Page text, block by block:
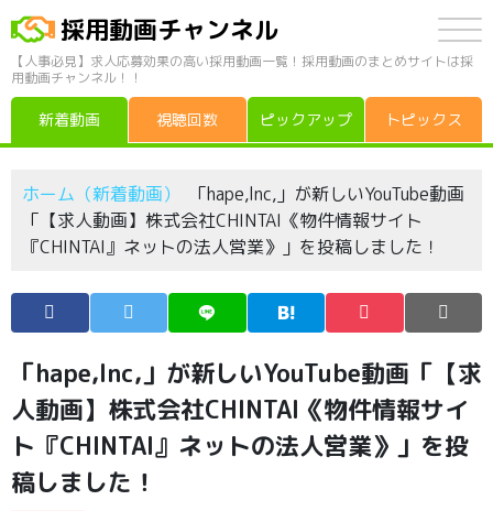
採用動画チャンネル
【人事必見】求人応募効果の高い採用動画一覧！採用動画のまとめサイトは採
用動画チャンネル！！
新着動画 視聴回数 ピックアップ トピックス
ホーム（新着動画）
「hape,lnc,」が新しいYouTube動画
「【求人動画】株式会社CHINTAI《物件情報サイト
『CHINTAI』ネットの法人営業》」を投稿しました！
「hape,lnc,」が新しいYouTube動画「【求
人動画】株式会社CHINTAI《物件情報サイ
ト『CHINTAI』ネットの法人営業》」を投
稿しました！